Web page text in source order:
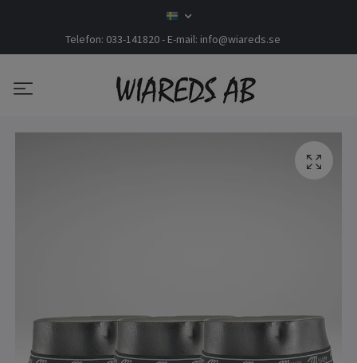
Telefon: 033-141820 - E-mail: info@wiareds.se